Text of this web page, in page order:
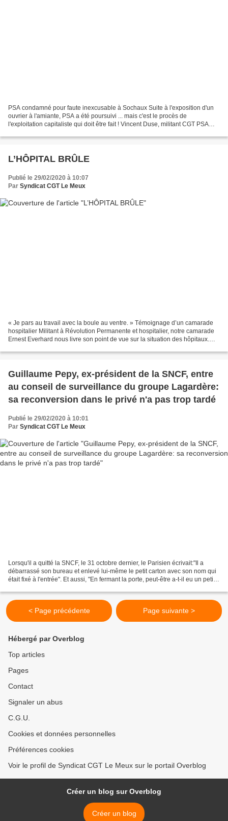
PSA condamné pour faute inexcusable à Sochaux Suite à l'exposition d'un
ouvrier à l'amiante, PSA a été poursuivi ... mais c'est le procès de
l'exploitation capitaliste qui doit être fait ! Vincent Duse, militant CGT PSA
L’HÔPITAL BRÛLE
Publié le 29/02/2020 à 10:07
Par Syndicat CGT Le Meux
« Je pars au travail avec la boule au ventre. » Témoignage d’un camarade
hospitalier Militant à Révolution Permanente et hospitalier, notre camarade
Ernest Everhard nous livre son point de vue sur la situation des hôpitaux.
Guillaume Pepy, ex-président de la SNCF, entre
au conseil de surveillance du groupe Lagardère:
sa reconversion dans le privé n'a pas trop tardé
Publié le 29/02/2020 à 10:01
Par Syndicat CGT Le Meux
Lorsqu'il a quitté la SNCF, le 31 octobre dernier, le Parisien écrivait:"Il a
débarrassé son bureau et enlevé lui-même le petit carton avec son nom qui
était fixé à l'entrée". Et aussi, "En fermant la porte, peut-être a-t-il eu un petit
< Page précédente Page suivante >
Hébergé par Overblog
Top articles
Pages
Contact
Signaler un abus
C.G.U.
Cookies et données personnelles
Préférences cookies
Voir le profil de Syndicat CGT Le Meux sur le portail Overblog
Créer un blog sur Overblog
Créer un blog